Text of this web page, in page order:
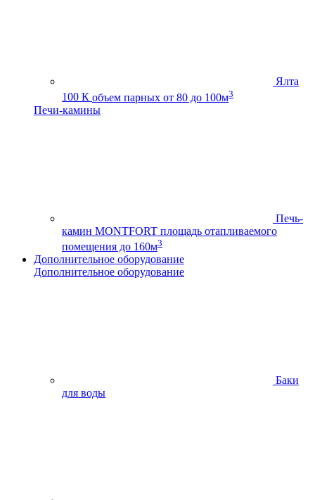
Ялта
100 К объем парных от 80 до 100м3
Печи-камины
Печь-
камин MONTFORT площадь отапливаемого
помещения до 160м3
Дополнительное оборудование
Дополнительное оборудование
Баки
для воды